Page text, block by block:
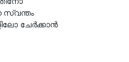
സ്വന്തം
ചേർക്കാൻ